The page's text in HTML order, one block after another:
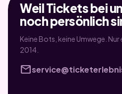
Weil Tickets bei
noch persönlich
Keine Bots, keine Umwege.
2014.
mail